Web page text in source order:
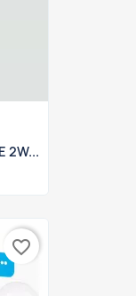
2W...
favorite_border